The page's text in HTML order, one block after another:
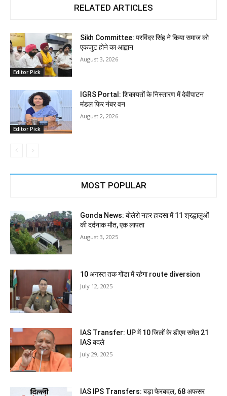
RELATED ARTICLES
Editor Pick
Sikh Committee: परविंदर सिंह ने किया समाज को
एकजुट होने का आह्वान
August 3, 2026
Editor Pick
IGRS Portal: शिकायतों के निस्तारण में देवीपाटन
मंडल फिर नंबर वन
August 2, 2026
MOST POPULAR
Gonda News: बोलेरो नहर हादसा में 11 श्रद्धालुओं
की दर्दनाक मौत, एक लापता
August 3, 2025
10 अगस्त तक गोंडा में रहेगा route diversion
July 12, 2025
IAS Transfer: UP में 10 जिलों के डीएम समेत 21
IAS बदले
July 29, 2025
IAS IPS Transfers: बड़ा फेरबदल, 68 अफसर